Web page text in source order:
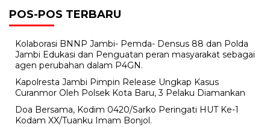
POS-POS TERBARU
Kolaborasi BNNP Jambi- Pemda- Densus 88 dan Polda
Jambi Edukasi dan Penguatan peran masyarakat sebagai
agen perubahan dalam P4GN.
Kapolresta Jambi Pimpin Release Ungkap Kasus
Curanmor Oleh Polsek Kota Baru, 3 Pelaku Diamankan
Doa Bersama, Kodim 0420/Sarko Peringati HUT Ke-1
Kodam XX/Tuanku Imam Bonjol.